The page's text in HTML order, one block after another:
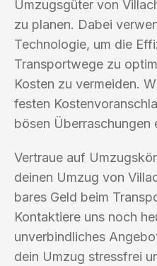
Umzugsgüter von
zu planen. Dabei
Technologie, um die
Transportwege zu
Kosten zu vermeiden.
festen
bösen Überraschungen
Vertraue auf
deinen Umzug von
bares Geld beim
Kontaktiere uns noch
unverbindliches
dein Umzug stressfrei